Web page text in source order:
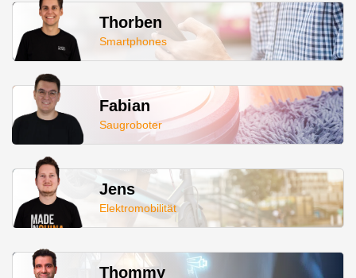
Thorben
Smartphones
Fabian
Saugroboter
Jens
Elektromobilität
Thommy